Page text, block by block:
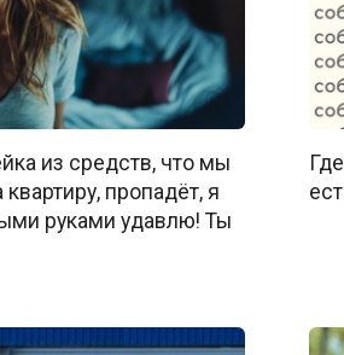
из средств, что мы
пропадёт, я
руками удавлю! Ты